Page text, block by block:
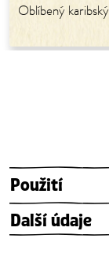
Oblíbený
Použití
Další údaje